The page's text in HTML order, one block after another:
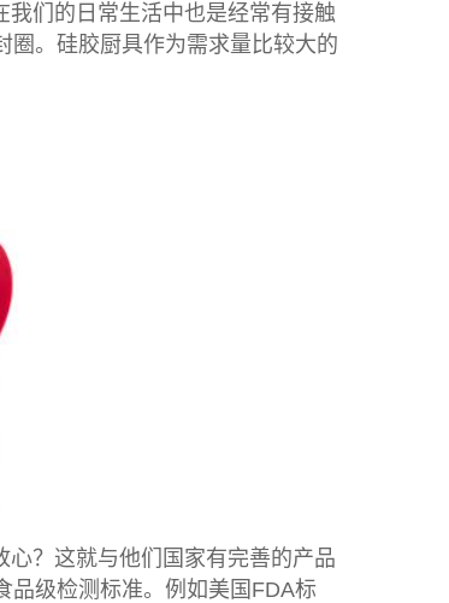
们的日常生活中也是经常有接触
圈。硅胶厨具作为需求量比较大的
？这就与他们国家有完善的产品
品级检测标准。例如美国FDA标